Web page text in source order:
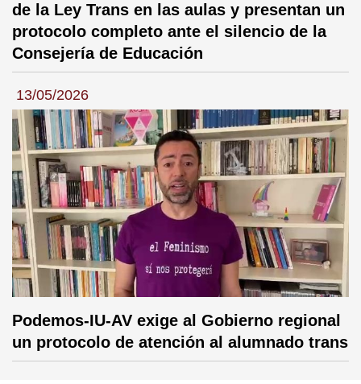
de la Ley Trans en las aulas y presentan un
protocolo completo ante el silencio de la
Consejería de Educación
13/05/2026
Podemos-IU-AV exige al Gobierno regional
un protocolo de atención al alumnado trans